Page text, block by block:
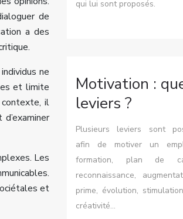
de
a des
ne
et limite
contexte, il
Les
et
qui lui sont proposés.
Motivation :
leviers ?
Plusieurs leviers sont
afin de motiver un
formation, plan de
reconnaissance,
prime, évolution,
créativité…